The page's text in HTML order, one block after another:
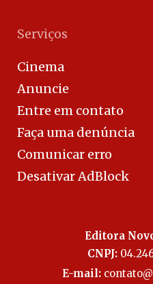
Serviços
Cinema
Anuncie
Entre em contato
Faça uma denúncia
Comunicar erro
Desativar AdBlock
Editora
CNPJ:
E-mail: